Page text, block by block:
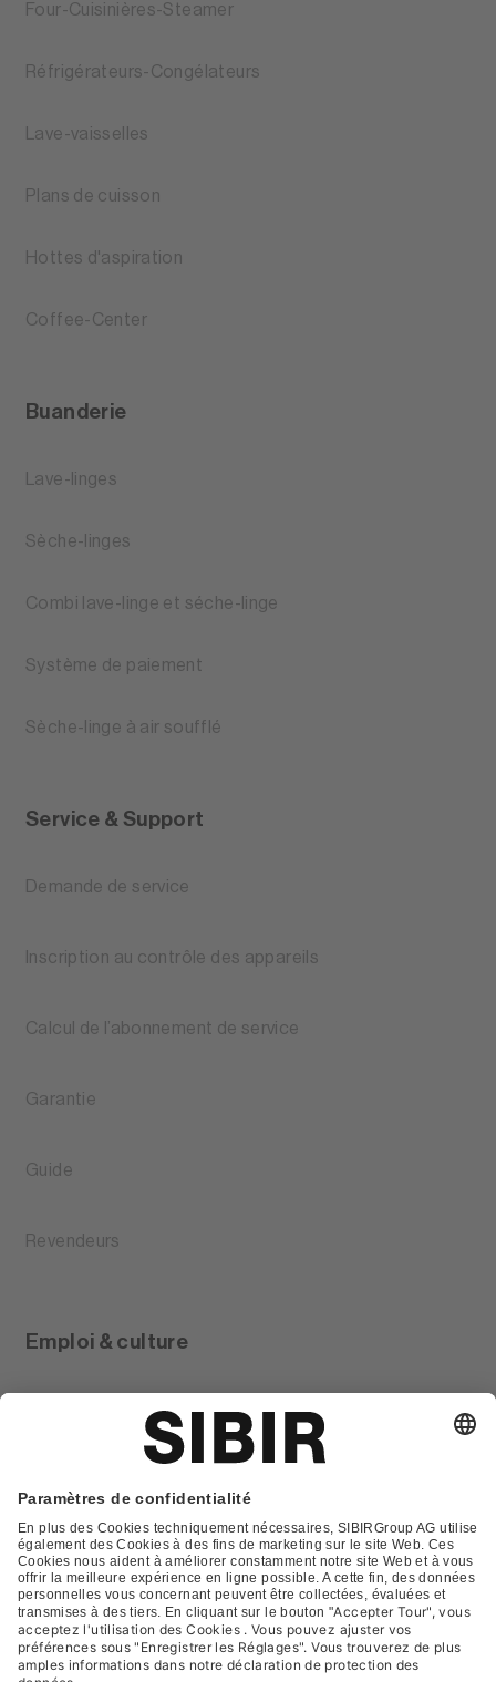
Four-Cuisinières-Steamer
Réfrigérateurs-Congélateurs
Lave-vaisselles
Plans de cuisson
Hottes d'aspiration
Coffee-Center
Buanderie
Lave-linges
Sèche-linges
Combi lave-linge et séche-linge
Système de paiement
Sèche-linge à air soufflé
Service & Support
Demande de service
Inscription au contrôle des appareils
Calcul de l’abonnement de service
Garantie
Guide
Revendeurs
Emploi & culture
Contact
FAQ
Déclaration de protection